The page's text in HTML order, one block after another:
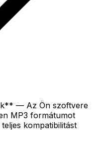
— Az Ön szoftvere
MP3 formátumot
kompatibilitást